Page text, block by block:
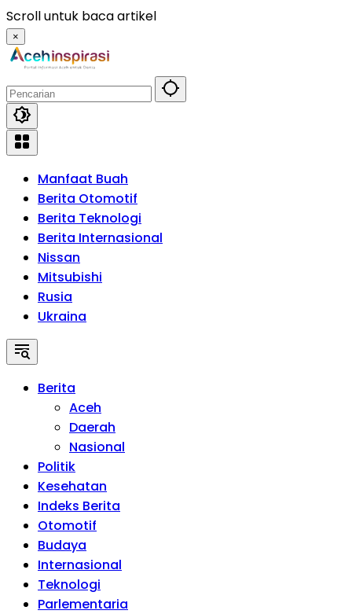
Langsung
ke
konten
Scroll untuk baca artikel
×
Manfaat Buah
Berita Otomotif
Berita Teknologi
Berita Internasional
Nissan
Mitsubishi
Rusia
Ukraina
Berita
Aceh
Daerah
Nasional
Politik
Kesehatan
Indeks Berita
Otomotif
Budaya
Internasional
Teknologi
Parlementaria